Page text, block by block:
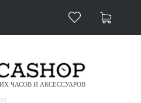
ЧАСОВ И АКСЕССУАРОВ